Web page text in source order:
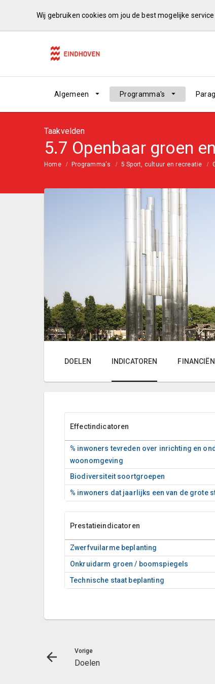
Algemeen Programma's
Taakvelden
5.7 Openbaar groen
Home Programma's 5 Sport, cultuur en recreatie
Effectindicatoren
% inwoners tevreden over inrichting en
woonomgeving
Biodiversiteit soortgroepen
% inwoners dat jaarlijks een van de grote
Prestatieindicatoren
Zwerfvuilarme beplanting
Onkruidarm groen / boomspiegels
Technische staat beplanting
DOELEN INDICATOREN FINANCIËN
Vorige
Doelen
Wij gebruiken cookies om jou de best mogelijke